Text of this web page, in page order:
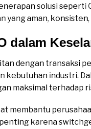
solusi seperti
yang aman,
dalam
dengan transaksi
kebutuhan industri.
maksimal
membantu
karena